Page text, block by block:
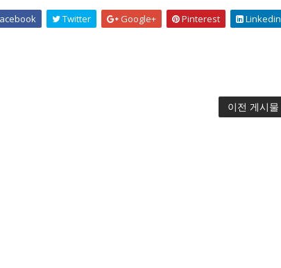
Twitter Google+ Pinterest Linkedin
이전 게시물